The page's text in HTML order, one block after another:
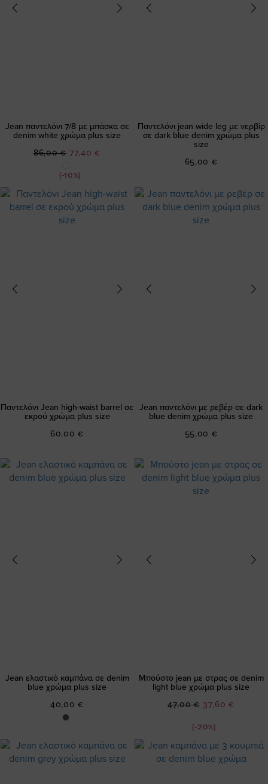
Jean παντελόνι 7/8 με μπάσκα σε
denim white χρώμα plus size
(-10%)
Ειδική
77,40 €
86,00 €
Παντελόνι jean wide leg με νερβίρ
σε dark blue denim χρώμα plus
size
65,00 €
Παντελόνι Jean high-waist barrel σε
εκρού χρώμα plus size
60,00 €
Jean παντελόνι με ρεβέρ σε dark
blue denim χρώμα plus size
55,00 €
Jean ελαστικό καμπάνα σε denim
blue χρώμα plus size
40,00 €
Μπούστο jean με στρας σε denim
light blue χρώμα plus size
(-20%)
Ειδική
37,60 €
47,00 €